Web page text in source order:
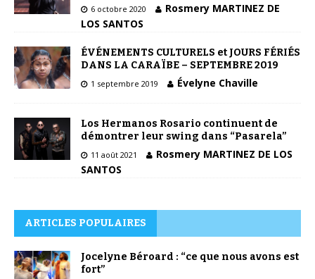
6 octobre 2020
Rosmery MARTINEZ DE
LOS SANTOS
ÉVÉNEMENTS CULTURELS et JOURS FÉRIÉS
DANS LA CARAÏBE – SEPTEMBRE 2019
1 septembre 2019 Évelyne Chaville
Los Hermanos Rosario continuent de
démontrer leur swing dans “Pasarela”
11 août 2021
Rosmery MARTINEZ DE LOS
SANTOS
ARTICLES POPULAIRES
Jocelyne Béroard : “ce que nous avons est
fort”